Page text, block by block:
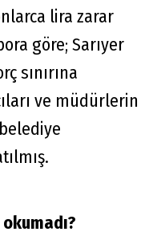
lira zarar
göre; Sarıyer
sınırına
ve müdürlerin